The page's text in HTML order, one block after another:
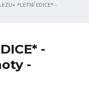
*LETNÍ EDICE* -
-
-